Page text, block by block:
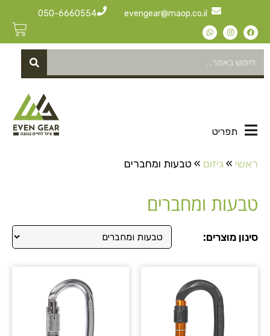
evengear@maop.co.il
050-6660554
תפריט
ראשי »גיזום » טבעות ומחברים
טבעות ומחברים
סינון מוצרים: